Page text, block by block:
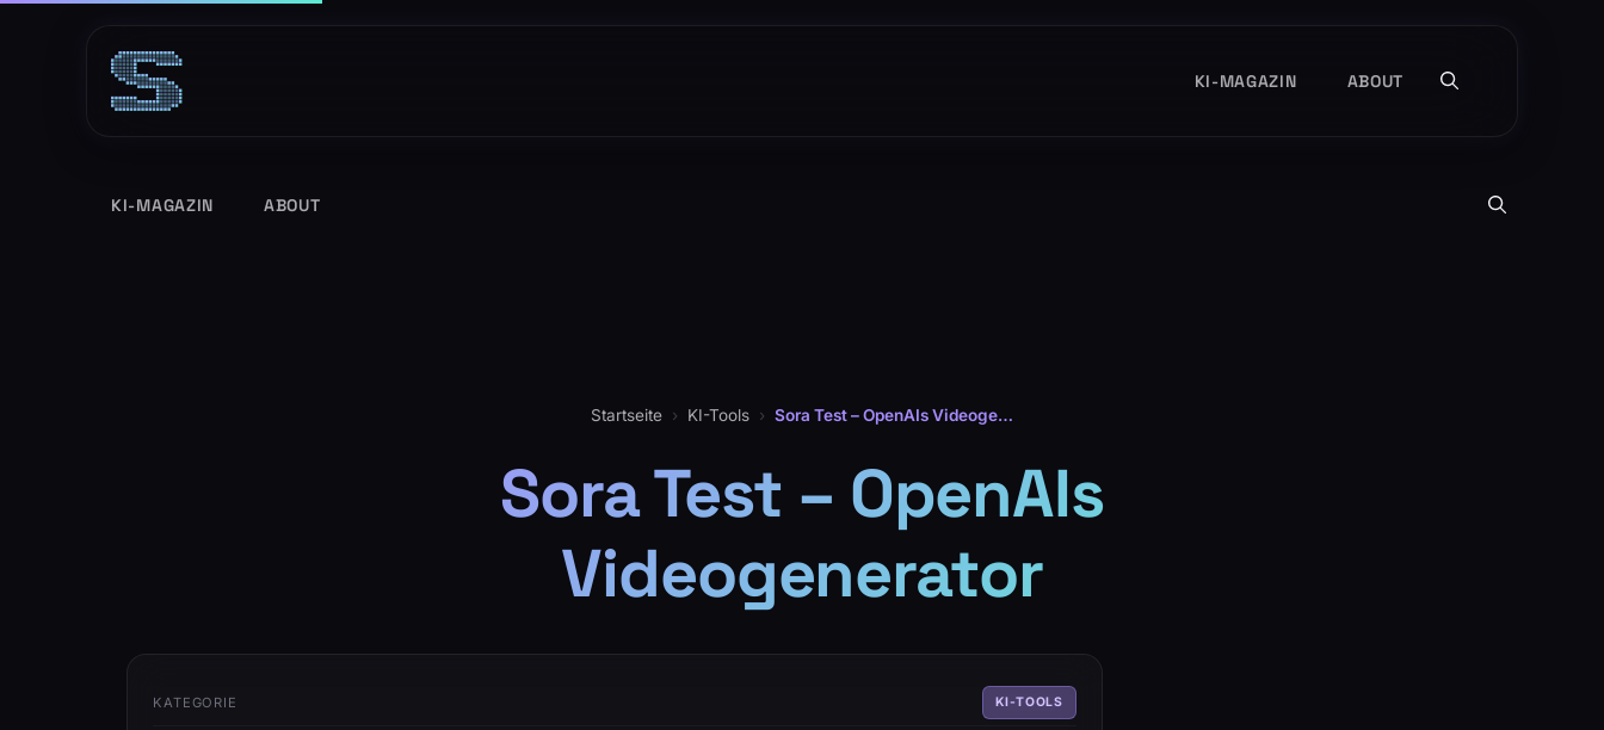
KI-MAGAZIN ABOUT
KI-MAGAZIN ABOUT
Startseite › KI-Tools › Sora Test – OpenAIs Videogenerator
Sora Test – OpenAIs
Videogenerator
KATEGORIE KI-TOOLS